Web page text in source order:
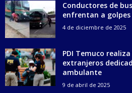
Conductores de
enfrentan a
4 de diciembre de 2025
PDI Temuco
extranjeros
ambulante
9 de abril de 2025